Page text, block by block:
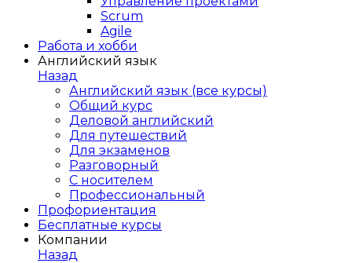
Scrum
Agile
Работа и хобби
Английский язык
Назад
Английский язык (все курсы)
Общий курс
Деловой английский
Для путешествий
Для экзаменов
Разговорный
С носителем
Профессиональный
Профориентация
Бесплатные курсы
Компании
Назад